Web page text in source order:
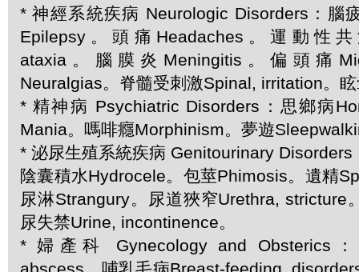
* 神經系統疾病 Neurologic Disorders：腦
Epilepsy。頭痛Headaches。運動性
ataxia。腦膜炎Meningitis。偏頭痛
Neuralgias。脊髓受刺激Spinal, irritation。
* 精神病 Psychiatric Disorders：思鄉病
Mania。嗎啡癮Morphinism。夢遊
* 泌尿生殖系統疾病 Genitourinary
陰囊積水Hydrocele。包莖Phimosis。遺精
尿淋Strangury。尿道狹窄Urethra, stricture
尿失禁Urine, incontinence。
* 婦產科 Gynecology and Obsterics